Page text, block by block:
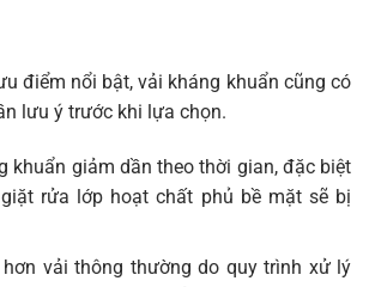
điểm nổi bật, vải kháng khuẩn cũng có
lưu ý trước khi lựa chọn.
khuẩn giảm dần theo thời gian, đặc biệt
rửa lớp hoạt chất phủ bề mặt sẽ bị
hơn vải thông thường do quy trình xử lý